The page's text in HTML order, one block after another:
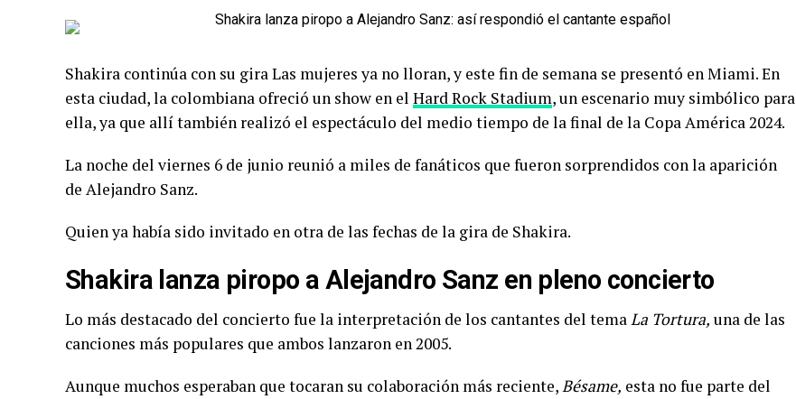
Shakira continúa con su gira Las mujeres ya no lloran, y este fin de semana se presentó en Miami. En
esta ciudad, la colombiana ofreció un show en el Hard Rock Stadium, un escenario muy simbólico para
ella, ya que allí también realizó el espectáculo del medio tiempo de la final de la Copa América 2024.
La noche del viernes 6 de junio reunió a miles de fanáticos que fueron sorprendidos con la aparición
de Alejandro Sanz.
Quien ya había sido invitado en otra de las fechas de la gira de Shakira.
Shakira lanza piropo a Alejandro Sanz en pleno concierto
Lo más destacado del concierto fue la interpretación de los cantantes del temaLa Tortura, una de las
canciones más populares que ambos lanzaron en 2005.
Aunque muchos esperaban que tocaran su colaboración más reciente,Bésame, esta no fue parte del